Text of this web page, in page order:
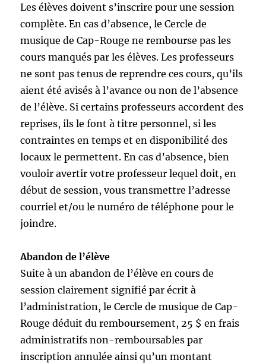
Les élèves doivent s’inscrire pour une session
complète. En cas d’absence, le Cercle de
musique de Cap-Rouge ne rembourse pas les
cours manqués par les élèves. Les professeurs
ne sont pas tenus de reprendre ces cours, qu’ils
aient été avisés à l’avance ou non de l’absence
de l’élève. Si certains professeurs accordent des
reprises, ils le font à titre personnel, si les
contraintes en temps et en disponibilité des
locaux le permettent. En cas d’absence, bien
vouloir avertir votre professeur lequel doit, en
début de session, vous transmettre l’adresse
courriel et/ou le numéro de téléphone pour le
joindre.
Abandon de l’élève
Suite à un abandon de l’élève en cours de
session clairement signifié par écrit à
l’administration, le Cercle de musique de Cap-
Rouge déduit du remboursement, 25 $ en frais
administratifs non-remboursables par
inscription annulée ainsi qu’un montant